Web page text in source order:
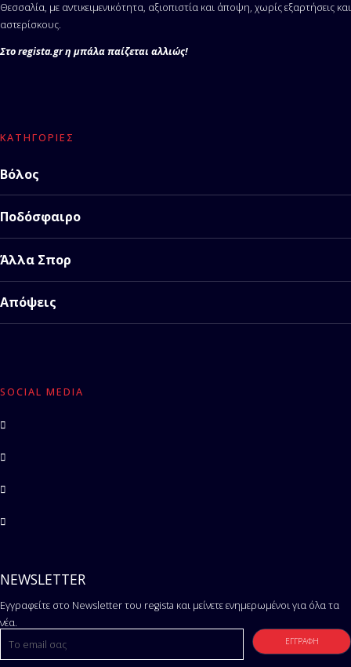
Θεσσαλία, με αντικειμενικότητα, αξιοπιστία και άποψη, χωρίς εξαρτήσεις και
αστερίσκους.
Στο regista.gr η μπάλα παίζεται αλλιώς!
ΚΑΤΗΓΟΡΊΕΣ
Βόλος
Ποδόσφαιρο
Άλλα Σπορ
Απόψεις
SOCIAL MEDIA
NEWSLETTER
Εγγραφείτε στο Newsletter του regista και μείνετε ενημερωμένοι για όλα τα
νέα.